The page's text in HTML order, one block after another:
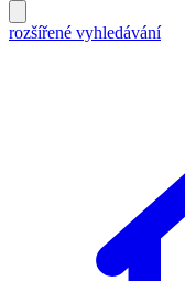
rozšířené vyhledávání